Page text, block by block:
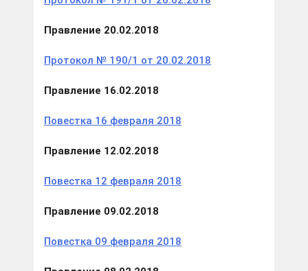
Правление 20.02.2018
Протокол № 190/1 от 20.02.2018
Правление 16.02.2018
Повестка 16 февраля 2018
Правление 12.02.2018
Повестка 12 февраля 2018
Правление 09.02.2018
Повестка 09 февраля 2018